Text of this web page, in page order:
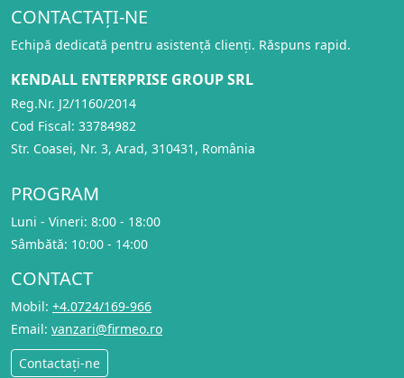
CONTACTAȚI-NE
Echipă dedicată pentru asistență clienți. Răspuns rapid.
KENDALL ENTERPRISE GROUP SRL
Reg.Nr. J2/1160/2014
Cod Fiscal: 33784982
Str. Coasei, Nr. 3, Arad, 310431, România
PROGRAM
Luni - Vineri: 8:00 - 18:00
Sâmbătă: 10:00 - 14:00
CONTACT
Mobil: +4.0724/169-966
Email: vanzari@firmeo.ro
Contactați-ne